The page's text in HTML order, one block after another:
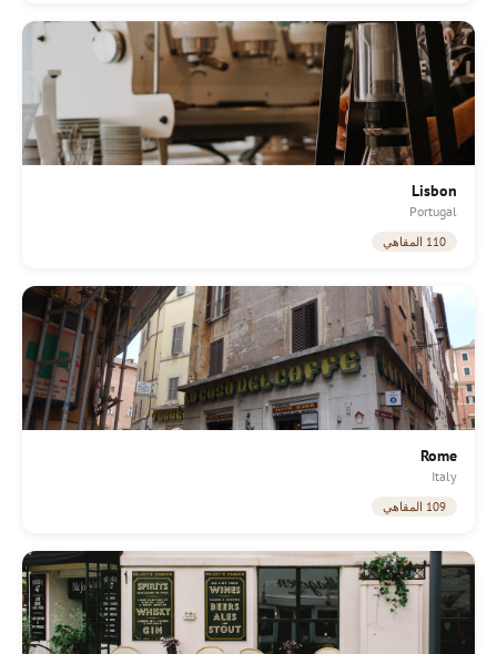
Lisbon
Portugal
110 المقاهي
Rome
Italy
109 المقاهي